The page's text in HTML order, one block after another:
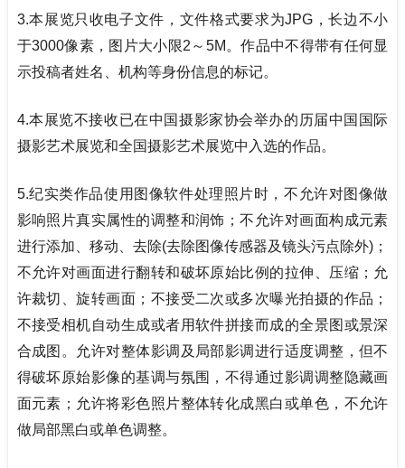
3.本展览只收电子文件，文件格式要求为JPG，长边不小
于3000像素，图片大小限2～5M。作品中不得带有任何显
示投稿者姓名、机构等身份信息的标记。
4.本展览不接收已在中国摄影家协会举办的历届中国国际
摄影艺术展览和全国摄影艺术展览中入选的作品。
5.纪实类作品使用图像软件处理照片时，不允许对图像做
影响照片真实属性的调整和润饰；不允许对画面构成元素
进行添加、移动、去除(去除图像传感器及镜头污点除外)；
不允许对画面进行翻转和破坏原始比例的拉伸、压缩；允
许裁切、旋转画面；不接受二次或多次曝光拍摄的作品；
不接受相机自动生成或者用软件拼接而成的全景图或景深
合成图。允许对整体影调及局部影调进行适度调整，但不
得破坏原始影像的基调与氛围，不得通过影调调整隐藏画
面元素；允许将彩色照片整体转化成黑白或单色，不允许
做局部黑白或单色调整。